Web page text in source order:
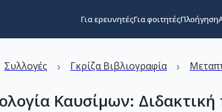
Για ερευνητέςΓια φοιτητέςΠλοήγηση
Συλλογές › Γκρίζα Βιβλιογραφία ›
Καυσίμων: